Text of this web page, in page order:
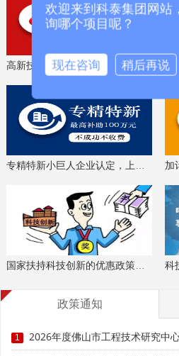
高新技术企业认定，免费评估，通过后再收费
国家扶持科技创新的优惠政策，索取资料、解读政策
政策通知
1 2026年度佛山市工程技术研究中心申
欢迎来到科泰集团网站
询哪个项目呢？
现在咨询 稍后再说